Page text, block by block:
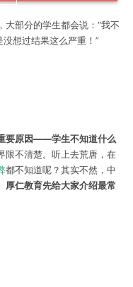
大部分的学生都会说：“我不
没想过结果这么严重！”
要原因——学生不知道什么
限不清楚。听上去荒唐，在
都不知道呢？其实不然，中
厚仁教育先给大家介绍最常